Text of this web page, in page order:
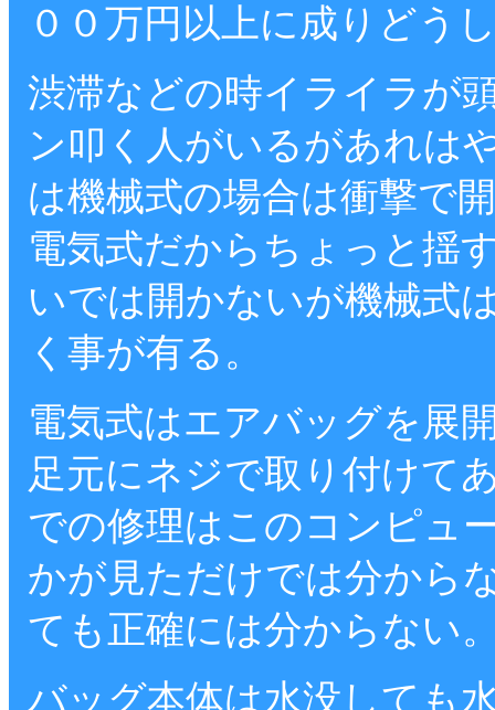
００万円以上に成りどう
渋滞などの時イライラが
ン叩く人がいるがあれは
は機械式の場合は衝撃で
電気式だからちょっと揺
いでは開かないが機械式
く事が有る。
電気式はエアバッグを展
足元にネジで取り付けて
での修理はこのコンピュ
かが見ただけでは分から
ても正確には分からない
バッグ本体は水没しても